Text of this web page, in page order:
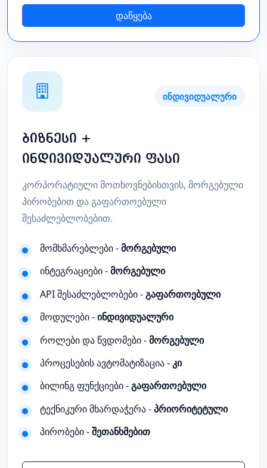
დაწყება
ინდივიდუალური
ბიზნესი +
ინდივიდუალური ფასი
კორპორატიული მოთხოვნებისთვის, მორგებული
პირობებით და გაფართოებული
შესაძლებლობებით.
მომხმარებლები -მორგებული
ინტეგრაციები -მორგებული
API შესაძლებლობები -გაფართოებული
მოდულები -ინდივიდუალური
როლები და წვდომები -მორგებული
პროცესების ავტომატიზაცია -კი
ბილინგ ფუნქციები -გაფართოებული
ტექნიკური მხარდაჭერა -პრიორიტეტული
პირობები -შეთანხმებით